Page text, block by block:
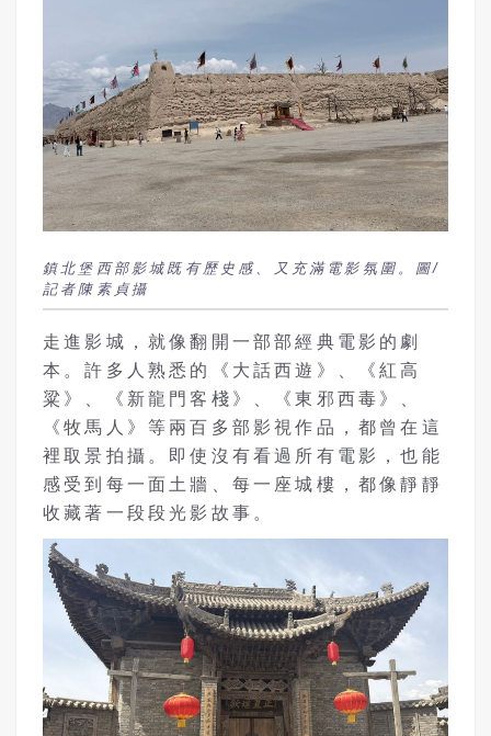
鎮北堡西部影城既有歷史感、又充滿電影氛圍。圖/
記者陳素貞攝
走進影城，就像翻開一部部經典電影的劇
本。許多人熟悉的《大話西遊》、《紅高
粱》、《新龍門客棧》、《東邪西毒》、
《牧馬人》等兩百多部影視作品，都曾在這
裡取景拍攝。即使沒有看過所有電影，也能
感受到每一面土牆、每一座城樓，都像靜靜
收藏著一段段光影故事。